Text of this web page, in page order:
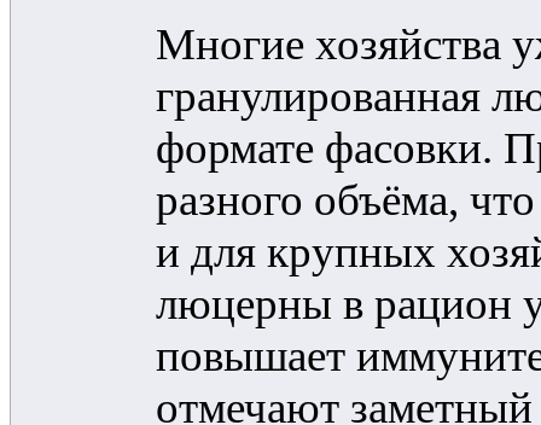
Многие хозяйства
гранулированная
формате фасовки.
разного объёма,
и для крупных
люцерны в рацион
повышает
отмечают